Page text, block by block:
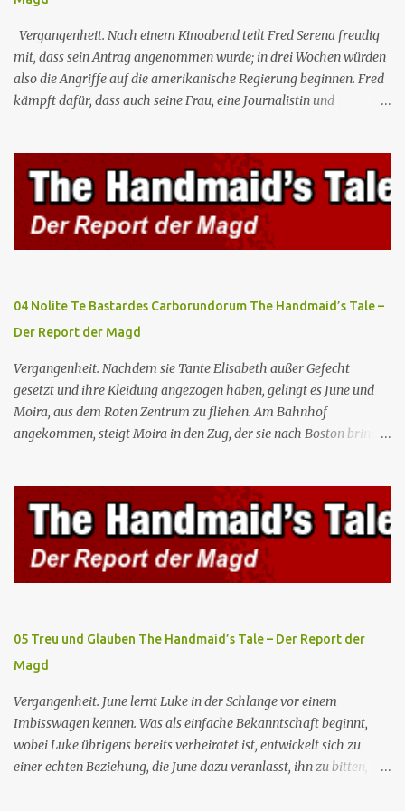
Vergangenheit. Nach einem Kinoabend teilt Fred Serena freudig
mit, dass sein Antrag angenommen wurde; in drei Wochen würden
also die Angriffe auf die amerikanische Regierung beginnen. Fred
kämpft dafür, dass auch seine Frau, eine Journalistin und
Teilnahme von Frauen weiterhin entschieden ab. Gegenwart. Die
Waterfords beherbergen eine Delegation aus Mexiko, um ein für
Gilead lebenswichtiges Handelsabkommen zu unterzeichnen.
Botschafterin Castillo konfrontiert Serena mit ihrem Buch „Der
Platz einer Frau”, das als Manifest von Gilead gilt und einen
oberstes Gut die Fortpflanzung ist. June und andere Mägde werden
wo Serena stolz die „Kinder von Gilead” vorstellt. June nutzt die
Gelegenheit, mit Castillo unter vier Augen zu sprechen, ...
04 Nolite Te Bastardes Carborundorum The Handmaid’s Tale –
Der Report der Magd
Vergangenheit. Nachdem sie Tante Elisabeth außer Gefecht
gesetzt und ihre Kleidung angezogen haben, gelingt es June und
Moira, aus dem Roten Zentrum zu fliehen. Am Bahnhof
angekommen, steigt Moira in den Zug, der sie nach Boston bringen
Elisabeth sie mit der Peitsche bestraft. Gegenwart. June ist seit
dreizehn Tagen in ihrem Zimmer eingesperrt und entdeckt im
Kleiderschrank die Inschrift „Nolite te bastardes carborundorum”,
die wahrscheinlich von der Magd Difred hinterlassen wurde, die
vor ihr dort war. In Erwartung der Zeremonie bringt Serena June
Fred unfruchtbar ist und nur sie für eine ausbleibende
Schwangerschaft verantwortlich gemacht würde. June lehnt ab,
auch wenn dies das Scheitern der Zeremonie bedeutet. Während
des versprochenen Scrabble-Spiels fragt June Fred nach der
Bedeutung des lat...
05 Treu und Glauben The Handmaid’s Tale – Der Report der
Magd
Vergangenheit. June lernt Luke in der Schlange vor einem
Imbisswagen kennen. Was als einfache Bekanntschaft beginnt,
wobei Luke übrigens bereits verheiratet ist, entwickelt sich zu
einer echten Beziehung, die June dazu veranlasst, ihn zu bitten,